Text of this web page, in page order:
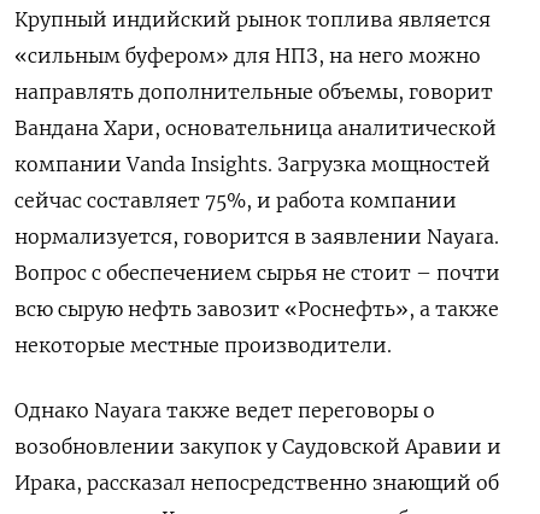
Крупный индийский рынок топлива является
«сильным буфером» для НПЗ, на него можно
направлять дополнительные объемы, говорит
Вандана Хари, основательница аналитической
компании Vanda Insights. Загрузка мощностей
сейчас составляет 75%, и работа компании
нормализуется, говорится в заявлении Nayara.
Вопрос с обеспечением сырья не стоит – почти
всю сырую нефть завозит «Роснефть», а также
некоторые местные производители.
Однако Nayara также ведет переговоры о
возобновлении закупок у Саудовской Аравии и
Ирака, рассказал непосредственно знающий об